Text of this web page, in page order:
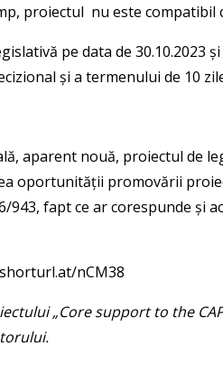
proiectul nu este
pe data de 30.10.2023
și a termenului de 10
aparent nouă, proiectul de
oportunității promovării
fapt ce ar corespunde
nCM38
„Core support to the